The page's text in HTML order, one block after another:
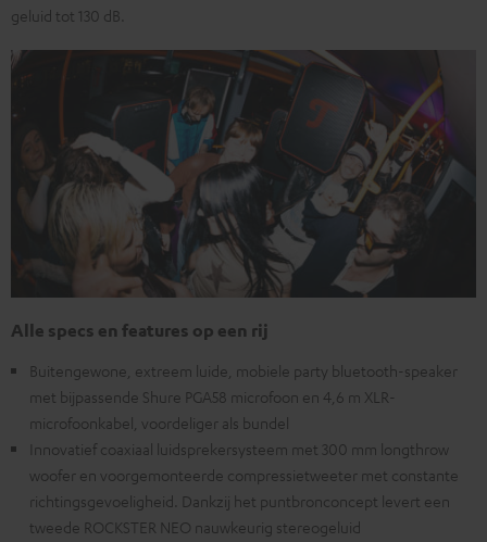
geluid tot 130 dB.
Alle specs en features op een rij
Buitengewone, extreem luide, mobiele party bluetooth-speaker
met bijpassende Shure PGA58 microfoon en 4,6 m XLR-
microfoonkabel, voordeliger als bundel
Innovatief coaxiaal luidsprekersysteem met 300 mm longthrow
woofer en voorgemonteerde compressietweeter met constante
richtingsgevoeligheid. Dankzij het puntbronconcept levert een
tweede ROCKSTER NEO nauwkeurig stereogeluid